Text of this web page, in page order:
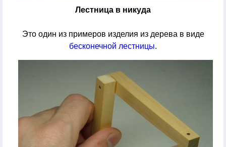
Лестница в никуда
Это один из примеров изделия из дерева в виде
бесконечной лестницы.